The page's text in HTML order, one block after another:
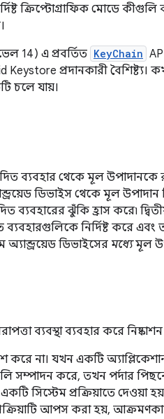
ক্রিপ্টোগ্রাফিক মোডে
14) এ প্রবর্তিত KeyChain
প্রদানকারী বৈশিষ্ট্য।
চলে যায়।
ব্যবহার থেকে মূল উপাদানকে
ডিভাইস থেকে মূল
ঝুঁকি হ্রাস করে৷
নির্দিষ্ট করে এবং
অ্যান্ড্রয়েড ডিভাইসেরমধ্যেমূল
ব্যবস্থা ব্যবহার করে
না। যখন একটি
সম্পাদন করে, তখন পর্দার
সিস্টেম প্রক্রিয়াতে দেওয়া
আপস করা হয়,